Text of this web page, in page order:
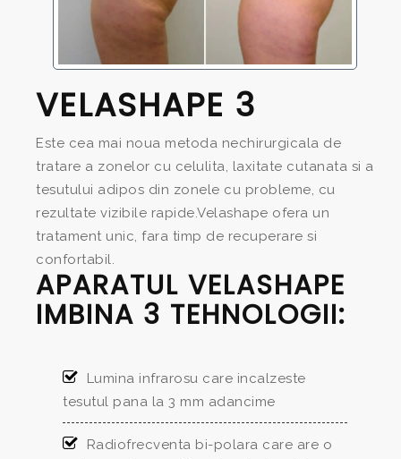
VELASHAPE 3
Este cea mai noua metoda nechirurgicala de
tratare a zonelor cu celulita, laxitate cutanata si a
tesutului adipos din zonele cu probleme, cu
rezultate vizibile rapide.Velashape ofera un
tratament unic, fara timp de recuperare si
confortabil.
APARATUL VELASHAPE
IMBINA 3 TEHNOLOGII:
Lumina infrarosu care incalzeste
tesutul pana la 3 mm adancime
Radiofrecventa bi-polara care are o